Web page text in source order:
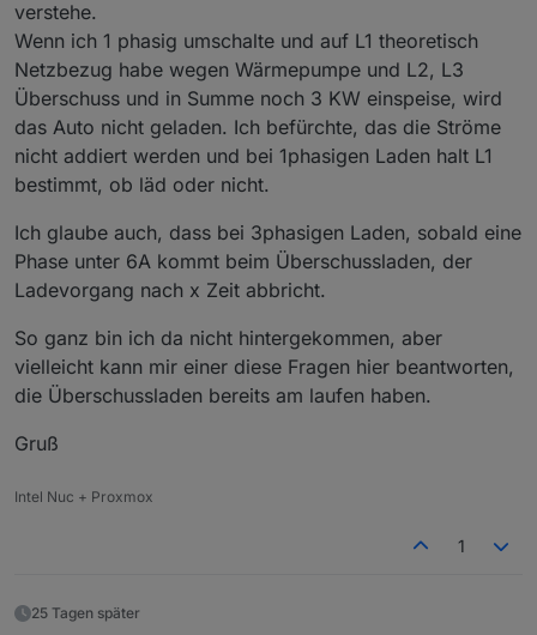
verstehe.
Wenn ich 1 phasig umschalte und auf L1 theoretisch
Netzbezug habe wegen Wärmepumpe und L2, L3
Überschuss und in Summe noch 3 KW einspeise, wird
das Auto nicht geladen. Ich befürchte, das die Ströme
nicht addiert werden und bei 1phasigen Laden halt L1
bestimmt, ob läd oder nicht.
Ich glaube auch, dass bei 3phasigen Laden, sobald eine
Phase unter 6A kommt beim Überschussladen, der
Ladevorgang nach x Zeit abbricht.
So ganz bin ich da nicht hintergekommen, aber
vielleicht kann mir einer diese Fragen hier beantworten,
die Überschussladen bereits am laufen haben.
Gruß
Intel Nuc + Proxmox
1
25 Tagen später